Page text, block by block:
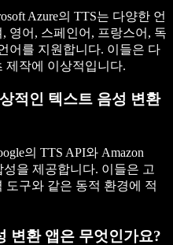
Azure의 TTS는 다양한 언
영어, 스페인어, 프랑스어, 독
어를 지원합니다. 이들은 다
제작에 이상적입니다.
적인 텍스트 음성 변환
의 TTS API와 Amazon
을 제공합니다. 이들은 고
도구와 같은 동적 환경에 적
변환 앱은 무엇인가요?